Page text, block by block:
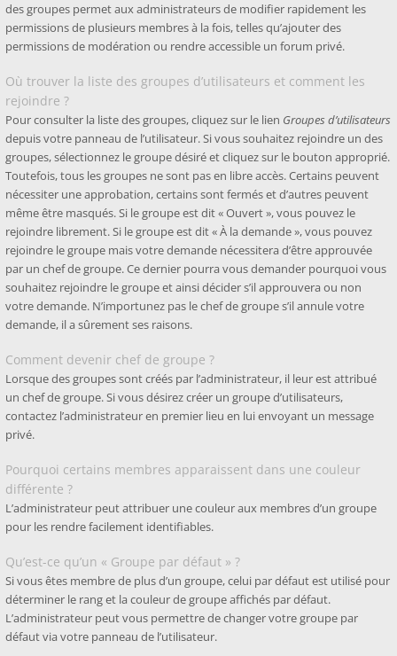
des groupes permet aux administrateurs de modifier rapidement les
permissions de plusieurs membres à la fois, telles qu’ajouter des
permissions de modération ou rendre accessible un forum privé.
Où trouver la liste des groupes d’utilisateurs et comment les
rejoindre ?
Pour consulter la liste des groupes, cliquez sur le lien Groupes d’utilisateurs
depuis votre panneau de l’utilisateur. Si vous souhaitez rejoindre un des
groupes, sélectionnez le groupe désiré et cliquez sur le bouton approprié.
Toutefois, tous les groupes ne sont pas en libre accès. Certains peuvent
nécessiter une approbation, certains sont fermés et d’autres peuvent
même être masqués. Si le groupe est dit « Ouvert », vous pouvez le
rejoindre librement. Si le groupe est dit « À la demande », vous pouvez
rejoindre le groupe mais votre demande nécessitera d’être approuvée
par un chef de groupe. Ce dernier pourra vous demander pourquoi vous
souhaitez rejoindre le groupe et ainsi décider s’il approuvera ou non
votre demande. N’importunez pas le chef de groupe s’il annule votre
demande, il a sûrement ses raisons.
Comment devenir chef de groupe ?
Lorsque des groupes sont créés par l’administrateur, il leur est attribué
un chef de groupe. Si vous désirez créer un groupe d’utilisateurs,
contactez l’administrateur en premier lieu en lui envoyant un message
privé.
Pourquoi certains membres apparaissent dans une couleur
différente ?
L’administrateur peut attribuer une couleur aux membres d’un groupe
pour les rendre facilement identifiables.
Qu’est-ce qu’un « Groupe par défaut » ?
Si vous êtes membre de plus d’un groupe, celui par défaut est utilisé pour
déterminer le rang et la couleur de groupe affichés par défaut.
L’administrateur peut vous permettre de changer votre groupe par
défaut via votre panneau de l’utilisateur.